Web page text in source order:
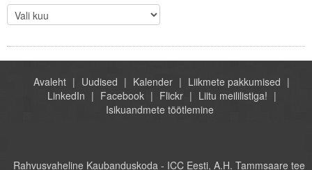
Avaleht Uudised Kalender
Liikmete pakkumised
LinkedIn
Facebook Flickr
Liitu meililistiga!
Isikuandmete töötlemine
Rahvusvaheline Kaubanduskoda - ICC Eesti, A.H. Tammsaare tee